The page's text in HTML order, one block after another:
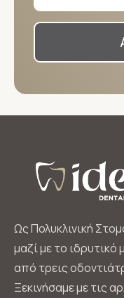
Ως Πολυκλινική
μαζί με το
από τρεις
Ξεκινήσαμε με τις